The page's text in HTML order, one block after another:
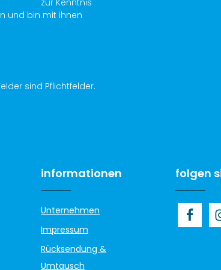
und bin mit ihnen
sind Pflichtfelder.
informationen
Unternehmen
Impressum
Rücksendung &
Umtausch
folgen